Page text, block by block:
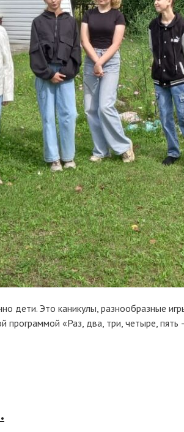
дети. Это каникулы, разнообразные
«Раз, два, три, четыре, пять